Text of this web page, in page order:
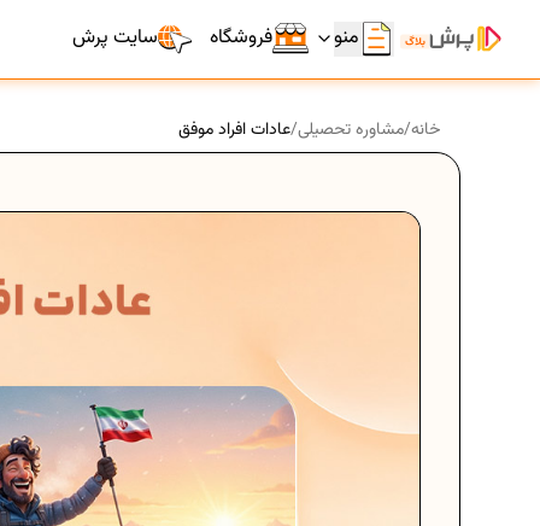
سایت پرش فروشگاه منو
خانه/مشاوره تحصیلی/عادات افراد موفق